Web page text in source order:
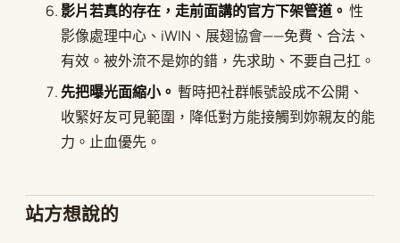
影片若真的存在，走前面講的官方下架管道。 性
影像處理中心、iWIN、展翅協會——免費、合法、
有效。被外流不是妳的錯，先求助、不要自己扛。
先把曝光面縮小。 暫時把社群帳號設成不公開、
收緊好友可見範圍，降低對方能接觸到妳親友的能
力。止血優先。
站方想說的